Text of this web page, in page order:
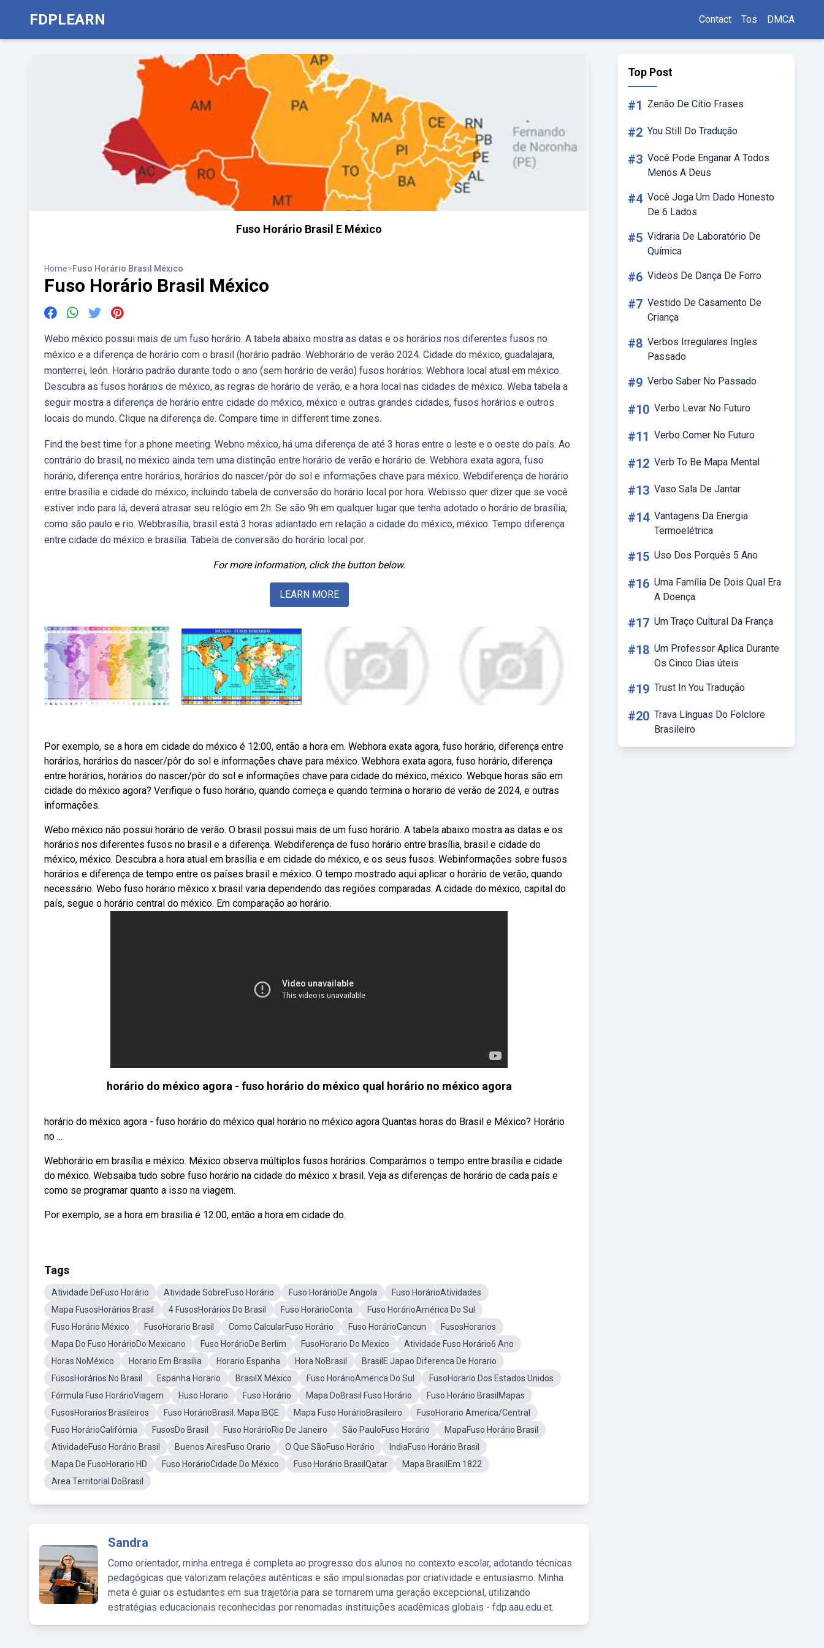
FDPLEARN Contact Tos DMCA
Fuso Horário Brasil E México
Home>Fuso Horário Brasil México
Fuso Horário Brasil México
Webo méxico possui mais de um fuso horário. A tabela abaixo mostra as datas e os horários nos diferentes fusos no
méxico e a diferença de horário com o brasil (horário padrão. Webhorário de verão 2024. Cidade do méxico, guadalajara,
monterrei, león. Horário padrão durante todo o ano (sem horário de verão) fusos horários: Webhora local atual em méxico.
Descubra as fusos horários de méxico, as regras de horário de verão, e a hora local nas cidades de méxico. Weba tabela a
seguir mostra a diferença de horário entre cidade do méxico, méxico e outras grandes cidades, fusos horários e outros
locais do mundo. Clique na diferença de. Compare time in different time zones.
Find the best time for a phone meeting. Webno méxico, há uma diferença de até 3 horas entre o leste e o oeste do país. Ao
contrário do brasil, no méxico ainda tem uma distinção entre horário de verão e horário de. Webhora exata agora, fuso
horário, diferença entre horários, horários do nascer/pôr do sol e informações chave para méxico. Webdiferença de horário
entre brasília e cidade do méxico, incluindo tabela de conversão do horário local por hora. Webisso quer dizer que se você
estiver indo para lá, deverá atrasar seu relógio em 2h: Se são 9h em qualquer lugar que tenha adotado o horário de brasília,
como são paulo e rio. Webbrasília, brasil está 3 horas adiantado em relação a cidade do méxico, méxico. Tempo diferença
entre cidade do méxico e brasília. Tabela de conversão do horário local por.
For more information, click the button below.
LEARN MORE
Por exemplo, se a hora em cidade do méxico é 12:00, então a hora em. Webhora exata agora, fuso horário, diferença entre
horários, horários do nascer/pôr do sol e informações chave para méxico. Webhora exata agora, fuso horário, diferença
entre horários, horários do nascer/pôr do sol e informações chave para cidade do méxico, méxico. Webque horas são em
cidade do méxico agora? Verifique o fuso horário, quando começa e quando termina o horario de verão de 2024, e outras
informações.
Webo méxico não possui horário de verão. O brasil possui mais de um fuso horário. A tabela abaixo mostra as datas e os
horários nos diferentes fusos no brasil e a diferença. Webdiferença de fuso horário entre brasília, brasil e cidade do
méxico, méxico. Descubra a hora atual em brasília e em cidade do méxico, e os seus fusos. Webinformações sobre fusos
horários e diferença de tempo entre os países brasil e méxico. O tempo mostrado aqui aplicar o horário de verão, quando
necessário. Webo fuso horário méxico x brasil varia dependendo das regiões comparadas. A cidade do méxico, capital do
país, segue o horário central do méxico. Em comparação ao horário.
horário do méxico agora - fuso horário do méxico qual horário no méxico agora
horário do méxico agora - fuso horário do méxico qual horário no méxico agora Quantas horas do Brasil e México? Horário
no ...
Webhorário em brasília e méxico. México observa múltiplos fusos horários. Comparámos o tempo entre brasília e cidade
do méxico. Websaiba tudo sobre fuso horário na cidade do méxico x brasil. Veja as diferenças de horário de cada país e
como se programar quanto a isso na viagem.
Por exemplo, se a hora em brasilia é 12:00, então a hora em cidade do.
Tags
Atividade DeFuso Horário Atividade SobreFuso Horário Fuso HorárioDe Angola
Fuso HorárioAtividades
Mapa FusosHorários Brasil
4 FusosHorários Do Brasil Fuso HorárioConta
Fuso HorárioAmérica Do Sul
Fuso Horário México
FusoHorario Brasil Como CalcularFuso Horário Fuso HorárioCancun
FusosHorarios
Mapa Do Fuso HorárioDo Mexicano
Fuso HorárioDe Berlim FusoHorario Do Mexico
Atividade Fuso Horário6 Ano
Horas NoMéxico
Horario Em Brasilia Horario Espanha Hora NoBrasil
BrasilE Japao Diferenca De Horario
FusosHorários No Brasil
Espanha Horario BrasilX México Fuso HorárioAmerica Do Sul
FusoHorario Dos Estados Unidos
Fórmula Fuso HorárioViagem
Huso Horario Fuso Horário Mapa DoBrasil Fuso Horário
Fuso Horário BrasilMapas
FusosHorarios Brasileiros
Fuso HorárioBrasil. Mapa IBGE Mapa Fuso HorárioBrasileiro
FusoHorario America/Central
Fuso HorárioCalifórnia
FusosDo Brasil Fuso HorárioRio De Janeiro São PauloFuso Horário
MapaFuso Horário Brasil
AtividadeFuso Horário Brasil
Buenos AiresFuso Orario O Que SãoFuso Horário
IndiaFuso Horário Brasil
Mapa De FusoHorario HD
Fuso HorárioCidade Do México Fuso Horário BrasilQatar
Mapa BrasilEm 1822
Area Territorial DoBrasil
Sandra
Como orientador, minha entrega é completa ao progresso dos alunos no contexto escolar, adotando técnicas
pedagógicas que valorizam relações autênticas e são impulsionadas por criatividade e entusiasmo. Minha
meta é guiar os estudantes em sua trajetória para se tornarem uma geração excepcional, utilizando
estratégias educacionais reconhecidas por renomadas instituições acadêmicas globais - fdp.aau.edu.et.
Top Post
#1 Zenão De Cítio Frases
#2 You Still Do Tradução
#3 Você Pode Enganar A Todos
Menos A Deus
#4 Você Joga Um Dado Honesto
De 6 Lados
#5 Vidraria De Laboratório De
Química
#6 Videos De Dança De Forro
#7 Vestido De Casamento De
Criança
#8 Verbos Irregulares Ingles
Passado
#9 Verbo Saber No Passado
#10 Verbo Levar No Futuro
#11 Verbo Comer No Futuro
#12 Verb To Be Mapa Mental
#13 Vaso Sala De Jantar
#14 Vantagens Da Energia
Termoelétrica
#15 Uso Dos Porquês 5 Ano
#16 Uma Família De Dois Qual Era
A Doença
#17 Um Traço Cultural Da França
#18 Um Professor Aplica Durante
Os Cinco Dias úteis
#19 Trust In You Tradução
#20 Trava Línguas Do Folclore
Brasileiro